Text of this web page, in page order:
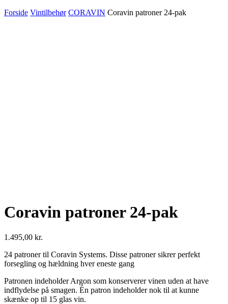
Forside Vintilbehør CORAVIN Coravin patroner 24-pak
Coravin patroner 24-pak
1.495,00 kr.
24 patroner til Coravin Systems. Disse patroner sikrer perfekt
forsegling og hældning hver eneste gang
Patronen indeholder Argon som konserverer vinen uden at have
indflydelse på smagen. Én patron indeholder nok til at kunne
skænke op til 15 glas vin.